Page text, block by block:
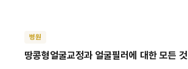
병원
땅콩형얼굴교정과 얼굴필러에 대한 모든 것